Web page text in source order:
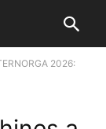
2026: